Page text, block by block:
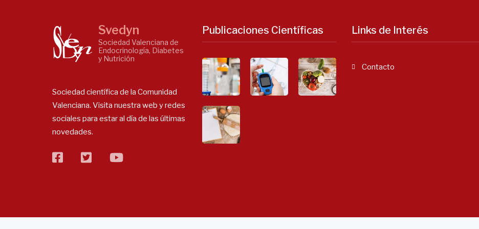
Svedyn
Sociedad Valenciana de
Endocrinología, Diabetes
y Nutrición
Sociedad científica de la Comunidad
Valenciana. Visita nuestra web y redes
sociales para estar al día de las últimas
novedades.
facebooktwitterflickr
Publicaciones Científicas Links de Interés
Contacto